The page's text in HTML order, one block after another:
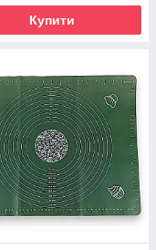
Купити